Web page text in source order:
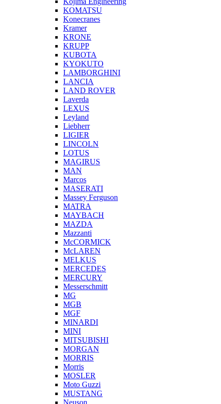
KOMATSU
Konecranes
Kramer
KRONE
KRUPP
KUBOTA
KYOKUTO
LAMBORGHINI
LANCIA
LAND ROVER
Laverda
LEXUS
Leyland
Liebherr
LIGIER
LINCOLN
LOTUS
MAGIRUS
MAN
Marcos
MASERATI
Massey Ferguson
MATRA
MAYBACH
MAZDA
Mazzanti
McCORMICK
McLAREN
MELKUS
MERCEDES
MERCURY
Messerschmitt
MG
MGB
MGF
MINARDI
MINI
MITSUBISHI
MORGAN
MORRIS
Morris
MOSLER
Moto Guzzi
MUSTANG